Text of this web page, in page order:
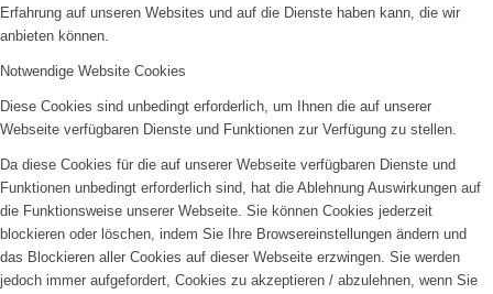
Erfahrung auf unseren Websites und auf die Dienste haben kann, die wir
anbieten können.
Notwendige Website Cookies
Diese Cookies sind unbedingt erforderlich, um Ihnen die auf unserer
Webseite verfügbaren Dienste und Funktionen zur Verfügung zu stellen.
Da diese Cookies für die auf unserer Webseite verfügbaren Dienste und
Funktionen unbedingt erforderlich sind, hat die Ablehnung Auswirkungen auf
die Funktionsweise unserer Webseite. Sie können Cookies jederzeit
blockieren oder löschen, indem Sie Ihre Browsereinstellungen ändern und
das Blockieren aller Cookies auf dieser Webseite erzwingen. Sie werden
jedoch immer aufgefordert, Cookies zu akzeptieren / abzulehnen, wenn Sie